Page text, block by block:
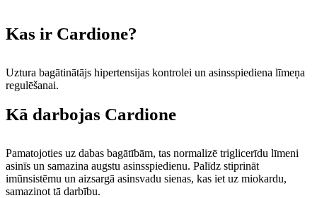
Kas ir Cardione?
Uztura bagātinātājs hipertensijas kontrolei un asinsspiediena līmeņa
regulēšanai.
Kā darbojas Cardione
Pamatojoties uz dabas bagātībām, tas normalizē triglicerīdu līmeni
asinīs un samazina augstu asinsspiedienu. Palīdz stiprināt
imūnsistēmu un aizsargā asinsvadu sienas, kas iet uz miokardu,
samazinot tā darbību.